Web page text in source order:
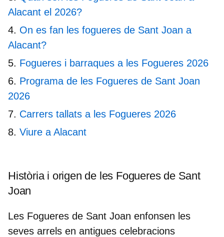
Alacant el 2026?
On es fan les fogueres de Sant Joan a
Alacant?
Fogueres i barraques a les Fogueres 2026
Programa de les Fogueres de Sant Joan
2026
Carrers tallats a les Fogueres 2026
Viure a Alacant
Història i origen de les Fogueres de Sant
Joan
Les Fogueres de Sant Joan enfonsen les
seves arrels en antigues celebracions